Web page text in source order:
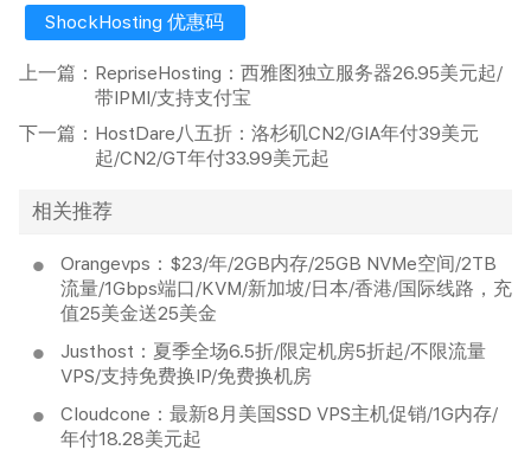
ShockHosting 优惠码
上一篇： RepriseHosting：西雅图独立服务器26.95美元起/
带IPMI/支持支付宝
下一篇： HostDare八五折：洛杉矶CN2/GIA年付39美元
起/CN2/GT年付33.99美元起
相关推荐
Orangevps：$23/年/2GB内存/25GB NVMe空间/2TB
流量/1Gbps端口/KVM/新加坡/日本/香港/国际线路，充
值25美金送25美金
Justhost：夏季全场6.5折/限定机房5折起/不限流量
VPS/支持免费换IP/免费换机房
Cloudcone：最新8月美国SSD VPS主机促销/1G内存/
年付18.28美元起